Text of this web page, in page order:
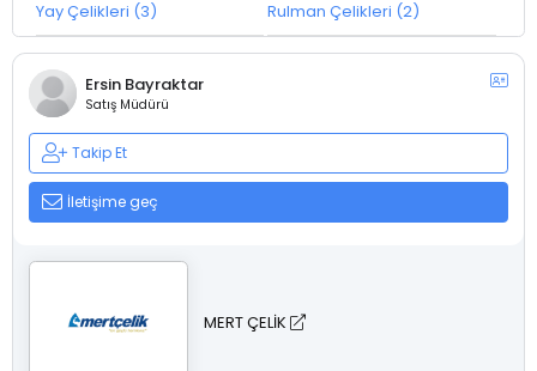
Yay Çelikleri (3) Rulman Çelikleri (2)
Ersin Bayraktar
Satış Müdürü
Takip Et
İletişime geç
MERT ÇELİK